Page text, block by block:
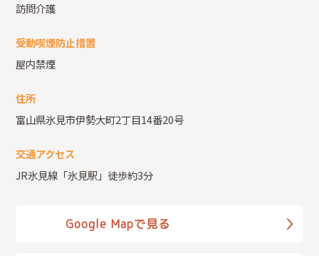
訪問介護
受動喫煙防止措置
屋内禁煙
住所
富山県氷見市伊勢大町2丁目14番20号
交通アクセス
JR氷見線「氷見駅」徒歩約3分
Google Mapで見る